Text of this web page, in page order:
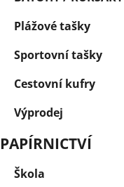
Plážové tašky
Sportovní tašky
Cestovní kufry
Výprodej
PAPÍRNICTVÍ
Škola